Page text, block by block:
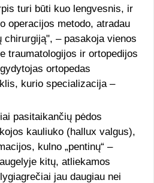
turi būti kuo lengvesnis, ir
operacijos metodo, atradau
chirurgiją", – pasakoja vienos
traumatologijos ir ortopedijos
ortopedas
kurio specializacija –
pasitaikančių pėdos
kauliuko (hallux valgus),
kulno „pentinų“ –
kitų, atliekamos
jau daugiau nei